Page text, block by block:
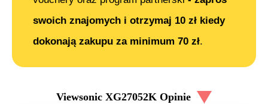
swoich znajomych i otrzymaj 10 zł kiedy
dokonają zakupu za minimum 70 zł.
Viewsonic XG27052K Opinie